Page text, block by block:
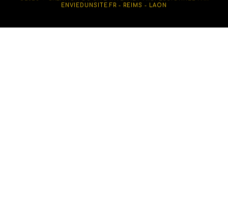
ENVIEDUNSITE.FR - REIMS - LAON